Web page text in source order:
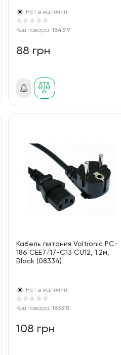
Нет в наличии
Код товара:184319
88 грн
Кабель питания Voltronic PC-
186 CEE7/17-C13 CU12, 1.2м,
Black (08334)
Нет в наличии
Код товара:183318
108 грн